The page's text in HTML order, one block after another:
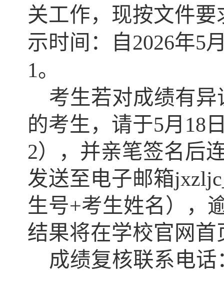
关工作，现按文件
示时间：自2026年5
1。
考生若对成绩有
的考生，请于5月 18
2），并亲笔签名后
发送至电子邮箱
生号+考生姓名 ）
，
结果将在学校官网
成绩复核联系电话